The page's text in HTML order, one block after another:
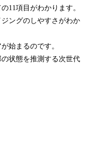
11項目がわかります。
ングのしやすさがわか
始まるのです。
状態を推測する次世代